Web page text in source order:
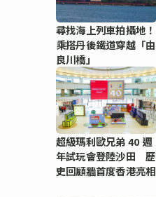
尋找海上列車拍攝地！
乘搭丹後鐵道穿越「由
良川橋」
超級瑪利歐兄弟 40 週
年試玩會登陸沙田 歷
史回顧牆首度香港亮相